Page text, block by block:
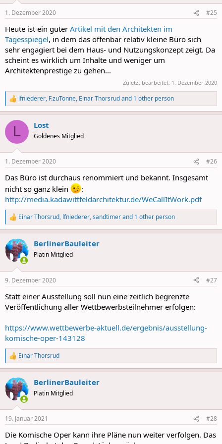
s
1. Dezember 2020 #25
Heute ist ein guter Artikel mit den Architekten im
Tagesspiegel, in dem das offenbar relativ kleine Büro sich
sehr engagiert bei dem Haus- und Nutzungskonzept zeigt. Da
scheint es wirklich um Inhalte und weniger um
Architektenprestige zu gehen...
Zuletzt bearbeitet: 1. Dezember 2020
R
e
a
c
i
s
lfniederer, F.zuTonne, Einar Thorsrudand 1 other person
L Lost
Goldenes Mitglied
1. Dezember 2020 #26
Das Büro ist durchaus renommiert und bekannt. Insgesamt
nicht so ganz klein
:
http://media.kadawittfeldarchitektur.de/WeCallItWork.pdf
R
e
a
c
t
i
s
Einar Thorsrud, lfniederer,sandtimerand 1 other person
BerlinerBauleiter
Platin Mitglied
9. Dezember 2020 #27
Statt einer Ausstellung soll nun eine zeitlich begrenzte
Veröffentlichung aller Wettbewerbsteilnehmer erfolgen:
https://www.wettbewerbe-aktuell.de/ergebnis/ausstellung-
komische-oper-143128
R
e
a
c
t
i
s
Einar Thorsrud
BerlinerBauleiter
Platin Mitglied
19. Januar 2021 #28
Die Komische Oper kann ihre Pläne nun weiter verfolgen. Das